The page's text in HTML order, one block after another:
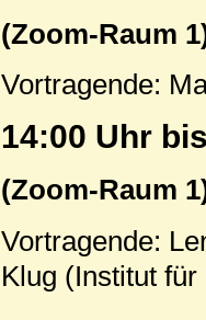
(Zoom-Raum
Vortragende:
14:00 Uhr
(Zoom-Raum
Vortragende:
Klug (Institut